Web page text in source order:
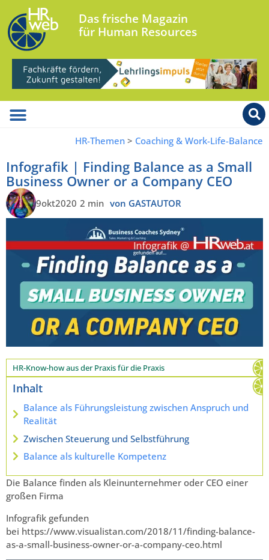
Das frische Magazin
für Human Resources
HR-Themen > Coaching & Work-Life-Balance
Infografik | Finding Balance as a Small
Business Owner or a Company CEO
9okt2020 2 min von GASTAUTOR
HR-Know-how aus der Praxis für die Praxis
Inhalt
Balance als Führungsleistung zwischen Anspruch und
Realität
Zwischen Steuerung und Selbstführung
Balance als kulturelle Kompetenz
Die Balance finden als Kleinunternehmer oder CEO einer
großen Firma
Infografik gefunden
bei https://www.visualistan.com/2018/11/finding-balance-
as-a-small-business-owner-or-a-company-ceo.html